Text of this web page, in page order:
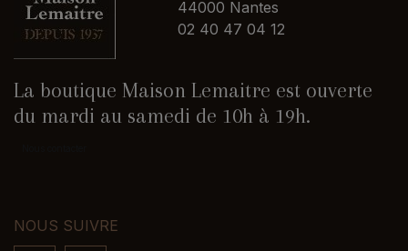
44000 Nantes
02 40 47 04 12
La boutique Maison Lemaitre est ouverte
du mardi au samedi de 10h à 19h.
NOUS SUIVRE